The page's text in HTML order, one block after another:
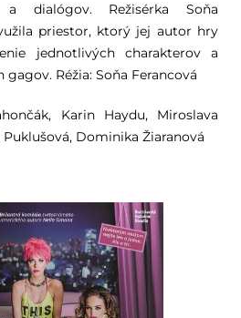
dialógov. Režisérka Soňa
priestor, ktorý jej autor hry
jednotlivých charakterov a
Réžia: Soňa Ferancová
Karin Haydu, Miroslava
Dominika Žiaranová